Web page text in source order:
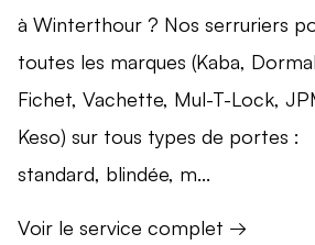
à Winterthour ? Nos serruriers
toutes les marques (Kaba,
Fichet, Vachette, Mul-T-Lock,
Keso) sur tous types de portes :
standard, blindée, m...
Voir le service complet →